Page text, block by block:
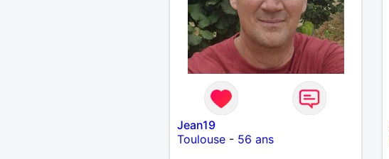
Jean19
Toulouse- 56 ans